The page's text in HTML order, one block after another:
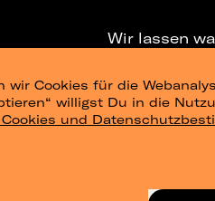
Cookies für die
willigst Du in die
und
Wir lassen
NEWSLETTER